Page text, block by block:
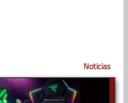
Noticias